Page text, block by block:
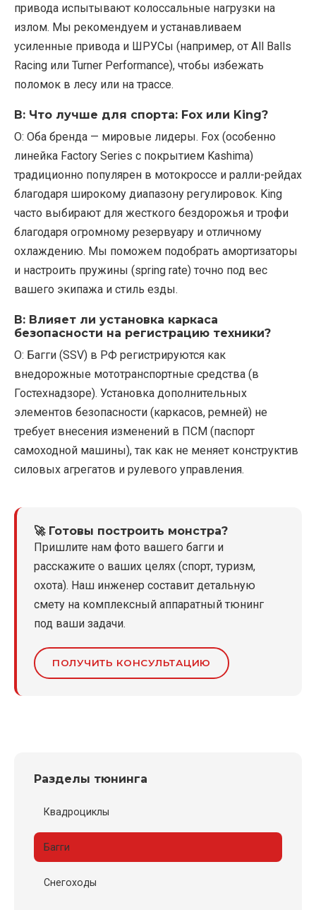
привода испытывают колоссальные нагрузки на
излом. Мы рекомендуем и устанавливаем
усиленные привода и ШРУСы (например, от All Balls
Racing или Turner Performance), чтобы избежать
поломок в лесу или на трассе.
В: Что лучше для спорта: Fox или King?
О: Оба бренда — мировые лидеры. Fox (особенно
линейка Factory Series с покрытием Kashima)
традиционно популярен в мотокроссе и ралли-рейдах
благодаря широкому диапазону регулировок. King
часто выбирают для жесткого бездорожья и трофи
благодаря огромному резервуару и отличному
охлаждению. Мы поможем подобрать амортизаторы
и настроить пружины (spring rate) точно под вес
вашего экипажа и стиль езды.
В: Влияет ли установка каркаса
безопасности на регистрацию техники?
О: Багги (SSV) в РФ регистрируются как
внедорожные мототранспортные средства (в
Гостехнадзоре). Установка дополнительных
элементов безопасности (каркасов, ремней) не
требует внесения изменений в ПСМ (паспорт
самоходной машины), так как не меняет конструктив
силовых агрегатов и рулевого управления.
🚀 Готовы построить монстра?
Пришлите нам фото вашего багги и
расскажите о ваших целях (спорт, туризм,
охота). Наш инженер составит детальную
смету на комплексный аппаратный тюнинг
под ваши задачи.
ПОЛУЧИТЬ КОНСУЛЬТАЦИЮ
Разделы тюнинга
Квадроциклы
Багги
Снегоходы